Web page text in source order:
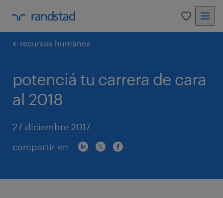
0
recursos humanos
potenciá tu carrera de cara
al 2018
27 diciembre 2017
compartir en